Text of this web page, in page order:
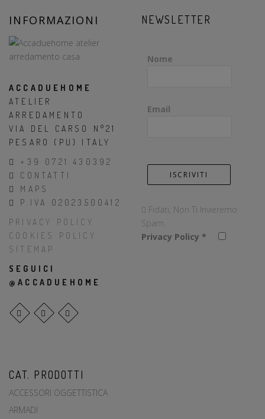
INFORMAZIONI
ACCADUEHOME
ATELIER
ARREDAMENTO
VIA DEL CARSO N°21
PESARO (PU) ITALY
+39 0721 430392
CONTATTI
MAPS
P.IVA 02023500412
PRIVACY POLICY
COOKIES POLICY
SITEMAP
SEGUICI
@ACCADUEHOME
NEWSLETTER
Nome
Email
Fidati, Non Ti Invieremo
Spam.
Privacy Policy *
CAT. PRODOTTI
ACCESSORI OGGETTISTICA
ARMADI